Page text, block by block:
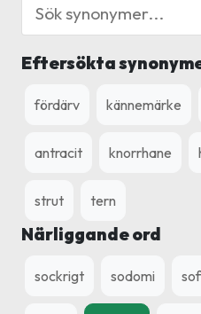
Eftersökta
fördärv kännemärke
antracit knorrhane
strut tern
Närliggande ord
sockrigt sodomi